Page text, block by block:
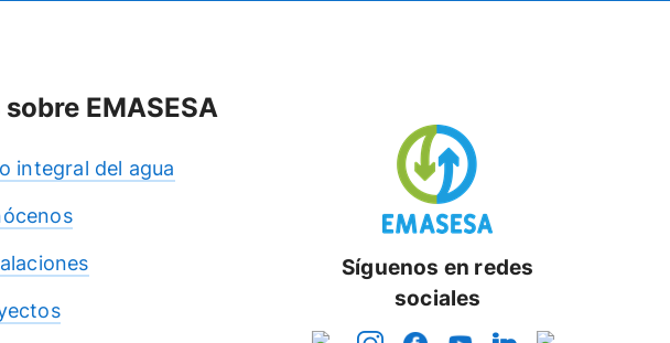
sobre EMASESA
integral del agua
Síguenos en redes
sociales